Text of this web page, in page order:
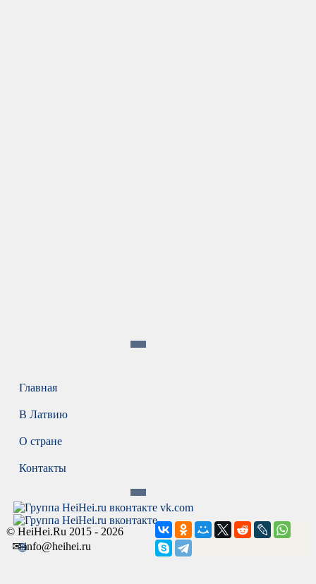
Главная
В Латвию
О стране
Контакты
vk.com
🌐
© HeiHei.Ru 2015 - 2026
✉ info@heihei.ru